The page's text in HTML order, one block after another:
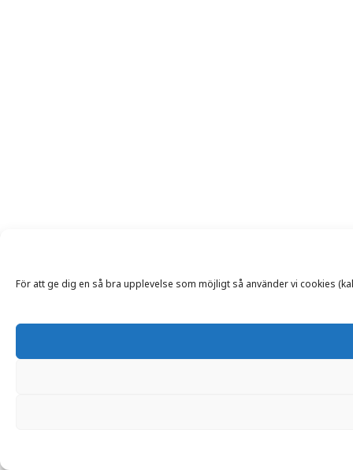
För att ge dig en så bra upplevelse som möjligt så använder vi cookies